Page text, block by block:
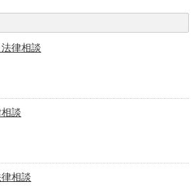
律相談
談
相談